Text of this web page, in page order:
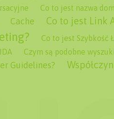
Co to jest nazwa
Cache Co to jest Link
Co to jest Szybkość
Czym są podobne
Guidelines?